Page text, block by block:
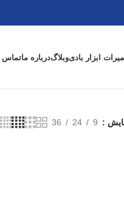
ابزار بادیوبلاگدرباره ماتماس
9
24
36